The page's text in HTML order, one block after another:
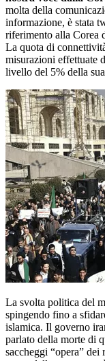
molta della
informazione, è stata
riferimento alla Corea
La quota di
misurazioni effettuate
livello del 5% della
La svolta politica del
spingendo fino a
islamica. Il governo
parlato della morte di
saccheggi “opera”